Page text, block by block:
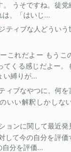
。 うそですね。徒
は、「はいじ...
ティブな人どういう
これだよー もうこ
てくる感じだよー。
い縛りが...
ィブなやつに、何を
いい解釈しかしな
ョンに関して最近
して今の自分を評価
自分を評価...